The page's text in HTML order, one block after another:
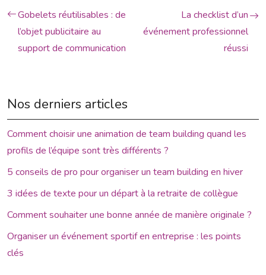
Gobelets réutilisables : de
l’objet publicitaire au
support de communication
La checklist d’un
événement professionnel
réussi
Nos derniers articles
Comment choisir une animation de team building quand les
profils de l’équipe sont très différents ?
5 conseils de pro pour organiser un team building en hiver
3 idées de texte pour un départ à la retraite de collègue
Comment souhaiter une bonne année de manière originale ?
Organiser un événement sportif en entreprise : les points
clés